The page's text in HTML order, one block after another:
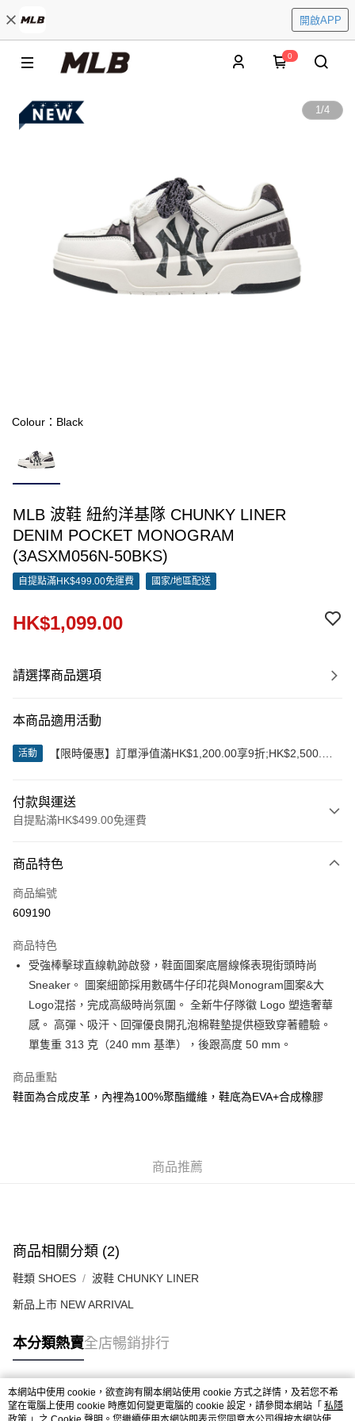
開啟APP
0
1/4
Colour：Black
MLB 波鞋 紐約洋基隊 CHUNKY LINER
DENIM POCKET MONOGRAM
(3ASXM056N-50BKS)
自提點滿HK$499.00免運費 國家/地區配送
HK$1,099.00
請選擇商品選項
本商品適用活動
活動
【限時優惠】訂單淨值滿HK$1,200.00享9折;HK$2,500.00
付款與運送
自提點滿HK$499.00免運費
信用卡
Apple Pay
AlipayHK
WeChat Pay
送貨方式
每筆HK$50.00，滿HK$499.00或以上免運費
付款後順豐合作便利店
商品特色
商品編號
609190
商品特色
受強棒擊球直線軌跡啟發，鞋面圖案底層線條表現街頭時尚
Sneaker。 圖案細節採用數碼牛仔印花與Monogram圖案&大
Logo混搭，完成高級時尚氛圍。 全新牛仔隊徽 Logo 塑造奢華
感。 高彈、吸汗、回彈優良開孔泡棉鞋墊提供極致穿著體驗。
單隻重 313 克（240 mm 基準），後跟高度 50 mm。
商品重點
鞋面為合成皮革，內裡為100%聚酯纖維，鞋底為EVA+合成橡膠
商品推薦
商品相關分類 (2)
鞋類 SHOES 波鞋 CHUNKY LINER
新品上市 NEW ARRIVAL
本分類熱賣全店暢銷排行
熱門標籤
本網站中使用 cookie，欲查詢有關本網站使用 cookie 方式之詳情，及若您不希
望在電腦上使用 cookie 時應如何變更電腦的 cookie 設定，請參閱本網站「 私隱